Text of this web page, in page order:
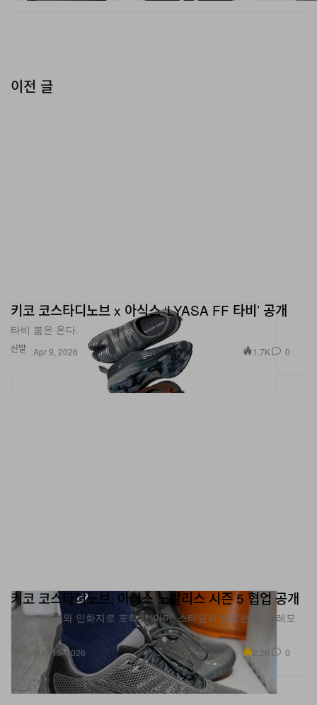
신발
타비 붐은 온다.
Apr 9, 2026
대형 카메라와 인화지로 포착한 ‘아머’ 스타일의 새로운 젤-테레모
아.
May 15, 2026